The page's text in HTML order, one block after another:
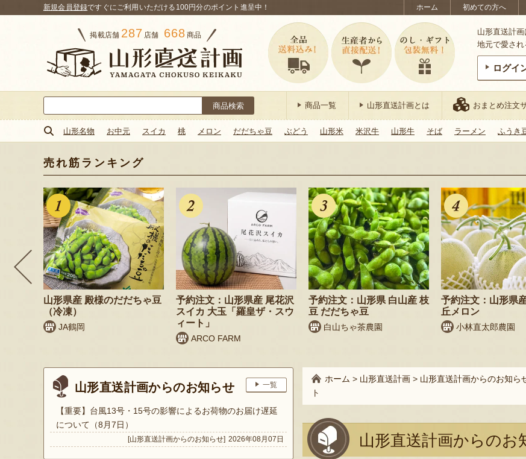
ホーム 初めての方へ
新規会員登録ですぐにご利用いただける100円分のポイント進呈中！
掲載店舗 287 店舗 668 商品
山形直送計
地元で愛され
ログイ
索:
商品一覧 山形直送計画とは おまとめ注文
山形名物 お中元 スイカ 桃 メロン だだちゃ豆 ぶどう 山形米 米沢牛 山形牛 そば ラーメン ふうき
売れ筋ランキング
山形県産 殿様のだだちゃ豆
（冷凍）
JA鶴岡
予約注文：山形県産 尾花沢
スイカ 大玉「羅皇ザ・スウ
ィート」
ARCO FARM
予約注文：山形県 白山産 枝
豆 だだちゃ豆
白山ちゃ茶農園
予約注文：山形県
丘メロン
小林直太郎農園
山形直送計画からのお知らせ 一覧
【重要】台風13号・15号の影響によるお荷物のお届け遅延
について（8月7日）
[山形直送計画からのお知らせ] 2026年08月07日
ホーム > 山形直送計画 > 山形直送計画からのお知ら
ト
山形直送計画からのお